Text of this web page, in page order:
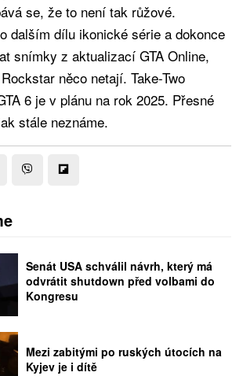
se, že to není tak růžové.
dalším dílu ikonické série a dokonce
snímky z aktualizací GTA Online,
něco netají. Take-Two
6 je v plánu na rok 2025. Přesné
stále neznáme.
Senát USA schválil návrh, který má
odvrátit shutdown před volbami do
Kongresu
Mezi zabitými po ruských útocích na
Kyjev je i dítě